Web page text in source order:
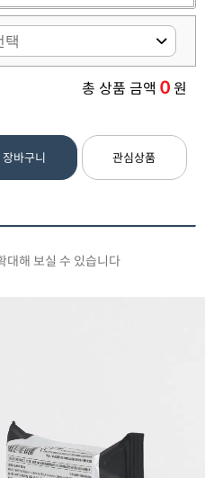
총 상품 금액 0원
장바구니 관심상품
대해 보실 수 있습니다